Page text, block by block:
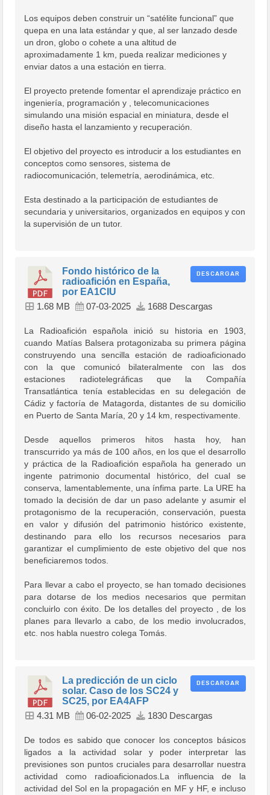
Los equipos deben construir un “satélite funcional” que
quepa en una lata estándar y que, al ser lanzado desde
un dron, globo o cohete a una altitud de
aproximadamente 1 km, pueda realizar mediciones y
enviar datos a una estación en tierra.
El proyecto pretende fomentar el aprendizaje práctico en
ingeniería, programación y , telecomunicaciones
simulando una misión espacial en miniatura, desde el
diseño hasta el lanzamiento y recuperación.
El objetivo del proyecto es introducir a los estudiantes en
conceptos como sensores, sistema de
radiocomunicación, telemetría, aerodinámica, etc.
Esta destinado a la participación de estudiantes de
secundaria y universitarios, organizados en equipos y con
la supervisión de un tutor.
DESCARGAR
Fondo histórico de la
radioafición en España,
por EA1CIU
1.68 MB 07-03-2025 1688 Descargas
La Radioafición española inició su historia en 1903,
cuando Matías Balsera protagonizaba su primera página
construyendo una sencilla estación de radioaficionado
con la que comunicó bilateralmente con las dos
estaciones radiotelegráficas que la Compañía
Transatlántica tenía establecidas en su delegación de
Cádiz y factoría de Matagorda, distantes de su domicilio
en Puerto de Santa María, 20 y 14 km, respectivamente.
Desde aquellos primeros hitos hasta hoy, han
transcurrido ya más de 100 años, en los que el desarrollo
y práctica de la Radioafición española ha generado un
ingente patrimonio documental histórico, del cual se
conserva, lamentablemente, una ínfima parte. La URE ha
tomado la decisión de dar un paso adelante y asumir el
protagonismo de la recuperación, conservación, puesta
en valor y difusión del patrimonio histórico existente,
destinando para ello los recursos necesarios para
garantizar el cumplimiento de este objetivo del que nos
beneficiaremos todos.
Para llevar a cabo el proyecto, se han tomado decisiones
para dotarse de los medios necesarios que permitan
concluirlo con éxito. De los detalles del proyecto , de los
planes para llevarlo a cabo, de los medio involucrados,
etc. nos habla nuestro colega Tomás.
DESCARGAR
La predicción de un ciclo
solar. Caso de los SC24 y
SC25, por EA4AFP
4.31 MB 06-02-2025 1830 Descargas
De todos es sabido que conocer los conceptos básicos
ligados a la actividad solar y poder interpretar las
previsiones son puntos cruciales para desarrollar nuestra
actividad como radioaficionados.La influencia de la
actividad del Sol en la propagación en MF y HF, e incluso